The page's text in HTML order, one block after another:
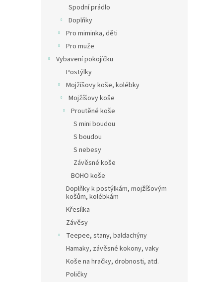
Spodní prádlo
Doplňky
Pro miminka, děti
Pro muže
Vybavení pokojíčku
Postýlky
Mojžíšovy koše, kolébky
Mojžíšovy koše
Proutěné koše
S mini boudou
S boudou
S nebesy
Závěsné koše
BOHO koše
Doplňky k postýlkám, mojžíšovým
košům, kolébkám
Křesílka
Závěsy
Teepee, stany, baldachýny
Hamaky, závěsné kokony, vaky
Koše na hračky, drobnosti, atd.
Poličky